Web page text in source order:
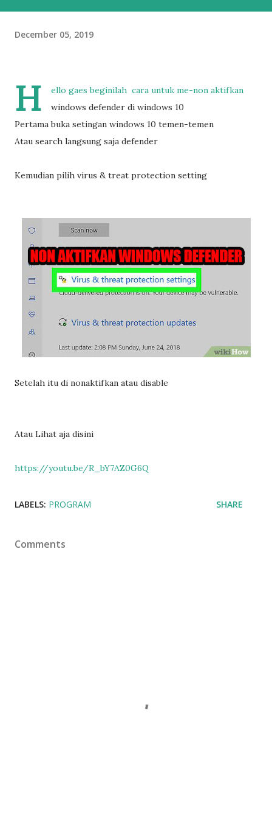
December 05, 2019
H
ello gaes beginilah cara untuk me-non aktifkan
windows defender di windows 10
Pertama buka setingan windows 10 temen-temen
Atau search langsung saja defender
Kemudian pilih virus & treat protection setting
Setelah itu di nonaktifkan atau disable
Atau Lihat aja disini
https://youtu.be/R_bY7AZ0G6Q
LABELS: PROGRAM SHARE
Comments